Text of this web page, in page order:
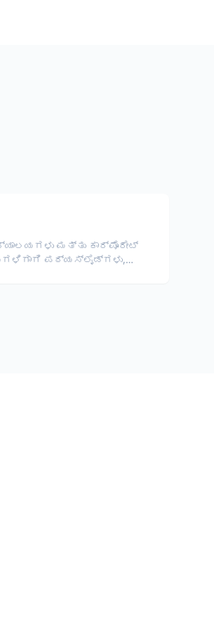
ಮತ್ತು ಕಾರ್ಪೊರೇಟ್
ಪಠ್ಯಸ್ಲೈಡ್ಗಳು,